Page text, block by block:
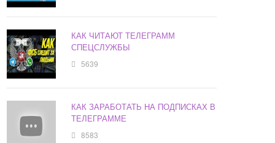
КАК ЧИТАЮТ ТЕЛЕГРАММ
СПЕЦСЛУЖБЫ
5639
КАК ЗАРАБОТАТЬ НА ПОДПИСКАХ В
ТЕЛЕГРАММЕ
8583